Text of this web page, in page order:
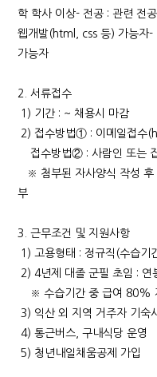
학 학사 이상- 전공 : 관련 전
웹개발(html, css 등) 가능자
가능자
2. 서류접수
1) 기간 : ~ 채용시 마감
2) 접수방법① : 이메일접수
접수방법② : 사람인 또는
※ 첨부된 자사양식 작성 후
부
3. 근무조건 및 지원사항
1) 고용형태 : 정규직(수습기
2) 4년제 대졸 군필 초임 : 연
※ 수습기간 중 급여 80%
3) 익산 외 지역 거주자 기숙
4) 통근버스, 구내식당 운영
5) 청년내일채움공제 가입